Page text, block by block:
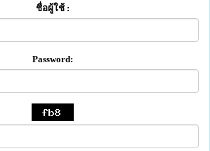
ชื่อผู้ใช้ :
Password: